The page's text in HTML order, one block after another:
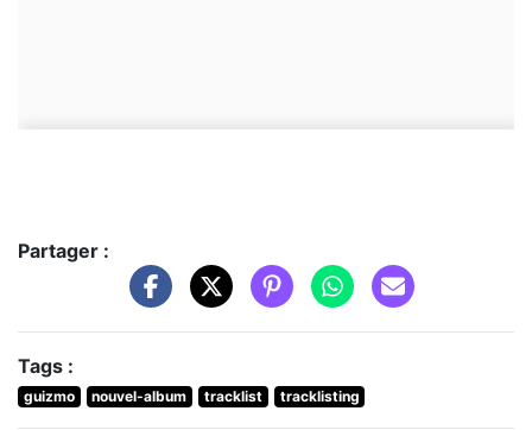
Partager :
Tags :
guizmo nouvel-album tracklist tracklisting